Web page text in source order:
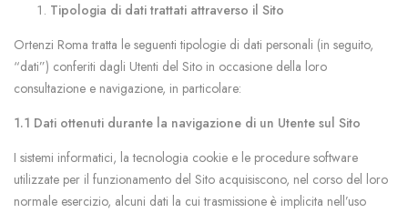
Tipologia di dati trattati attraverso il Sito
Ortenzi Roma tratta le seguenti tipologie di dati personali (in seguito,
“dati”) conferiti dagli Utenti del Sito in occasione della loro
consultazione e navigazione, in particolare:
1.1 Dati ottenuti durante la navigazione di un Utente sul Sito
I sistemi informatici, la tecnologia cookie e le procedure software
utilizzate per il funzionamento del Sito acquisiscono, nel corso del loro
normale esercizio, alcuni dati la cui trasmissione è implicita nell’uso